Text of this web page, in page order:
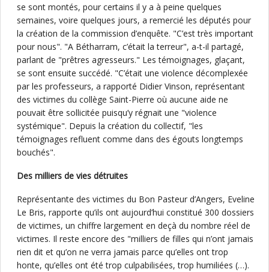
se sont montés, pour certains il y a à peine quelques
semaines, voire quelques jours, a remercié les députés pour
la création de la commission d’enquête. "C’est très important
pour nous". "A Bétharram, c’était la terreur", a-t-il partagé,
parlant de "prêtres agresseurs." Les témoignages, glaçant,
se sont ensuite succédé. "C’était une violence décomplexée
par les professeurs, a rapporté Didier Vinson, représentant
des victimes du collège Saint-Pierre où aucune aide ne
pouvait être sollicitée puisqu’y régnait une "violence
systémique". Depuis la création du collectif, "les
témoignages refluent comme dans des égouts longtemps
bouchés".
Des milliers de vies détruites
Représentante des victimes du Bon Pasteur d’Angers, Eveline
Le Bris, rapporte qu’ils ont aujourd’hui constitué 300 dossiers
de victimes, un chiffre largement en deçà du nombre réel de
victimes. Il reste encore des "milliers de filles qui n’ont jamais
rien dit et qu’on ne verra jamais parce qu’elles ont trop
honte, qu’elles ont été trop culpabilisées, trop humiliées (…).